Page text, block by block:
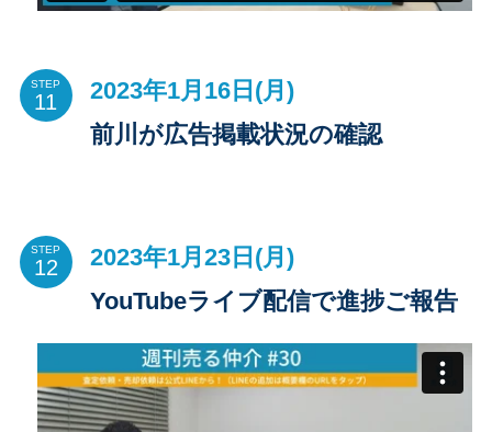
STEP
2023年1月16日(月)
前川が広告掲載状況の確認
STEP
2023年1月23日(月)
YouTubeライブ配信で進捗ご報告